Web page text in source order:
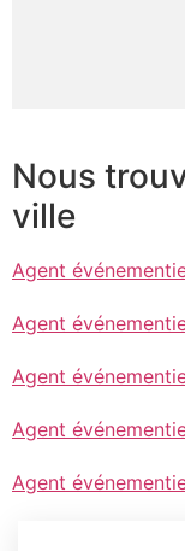
Nous
ville
Agent
Agent
Agent
Agent
Agent